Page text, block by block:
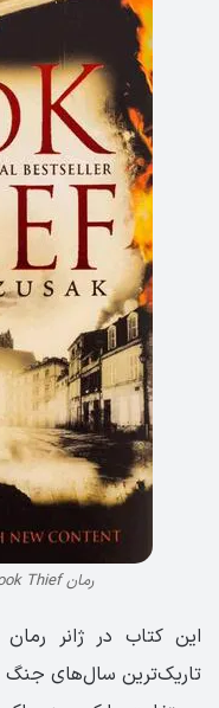
رمان The Book Thief نوشته مارکوس زوساک
این کتاب در ژانر
تاریک‌ترین سال‌های جنگ